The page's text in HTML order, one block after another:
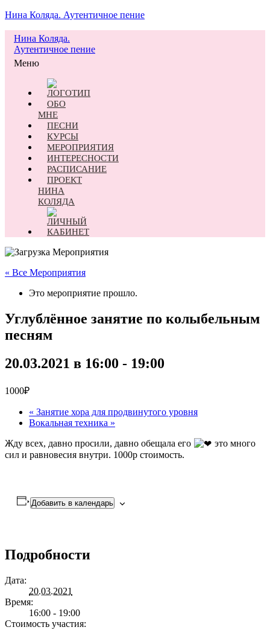
Нина Коляда. Аутентичное пение
Нина Коляда.
Аутентичное пение
Меню
ОБО
МНЕ
ПЕСНИ
КУРСЫ
МЕРОПРИЯТИЯ
ИНТЕРЕСНОСТИ
РАСПИСАНИЕ
ПРОЕКТ
НИНА
КОЛЯДА
« Все Мероприятия
Это мероприятие прошло.
Углублённое занятие по колыбельным
песням
20.03.2021 в 16:00 - 19:00
1000₽
« Занятие хора для продвинутого уровня
Вокальная техника »
Жду всех, давно просили, давно обещала его
это много
сил и равновесия внутри. 1000р стоимость.
Добавить в календарь
Подробности
Дата:
20.03.2021
Время:
16:00 - 19:00
Стоимость участия: